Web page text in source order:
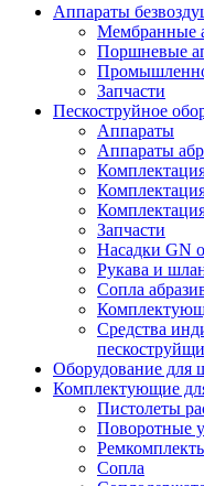
Аппараты
Мембранные
Поршневые
Запчасти
Пескоструйное
Аппараты
Аппараты
Запчасти
Насадки GN
Рукава и
Сопла
Средства
Оборудование для
Комплектующие
Пистолеты
Поворотные
Сопла